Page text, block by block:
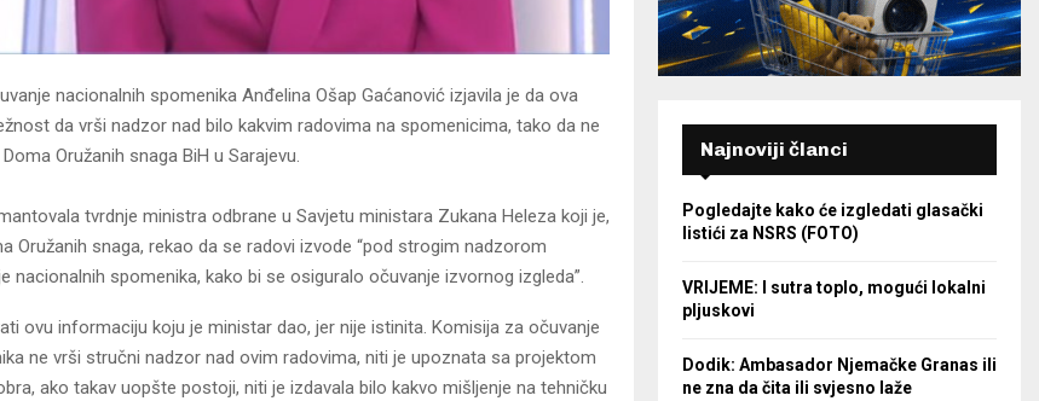
nacionalnih spomenika Anđelina Ošap Gaćanović izjavila je da ova
da vrši nadzor nad bilo kakvim radovima na spomenicima, tako da ne
Oružanih snaga BiH u Sarajevu.
tvrdnje ministra odbrane u Savjetu ministara Zukana Heleza koji je,
Oružanih snaga, rekao da se radovi izvode “pod strogim nadzorom
nacionalnih spomenika, kako bi se osiguralo očuvanje izvornog izgleda”.
ovu informaciju koju je ministar dao, jer nije istinita. Komisija za očuvanje
ne vrši stručni nadzor nad ovim radovima, niti je upoznata sa projektom
ako takav uopšte postoji, niti je izdavala bilo kakvo mišljenje na tehničku
Najnoviji članci
Pogledajte kako će izgledati glasački
listići za NSRS (FOTO)
VRIJEME: I sutra toplo, mogući lokalni
pljuskovi
Dodik: Ambasador Njemačke Granas ili
ne zna da čita ili svjesno laže